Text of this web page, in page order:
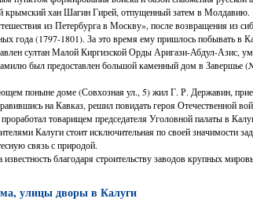
крымский хан Шагин Гирей, отпущенный затем в Молдавию.
из Петербурга в Москву», после возвращения из
года (1797-1801). За это время ему пришлось побывать в
султан Малой Киргизской Орды Аригази-Абдул-Азис,
был предоставлен большой каменный дом в Завершье
поныне доме (Совхозная ул., 5) жил Г. Р. Державин,
на Кавказ, решил повидать героя Отечественной
проработал товарищем председателя Уголовной палаты в
Калуги стоит исключительная по своей значимости
связь с природой.
благодаря строительству заводов крупных
улицы дворы в Калуги